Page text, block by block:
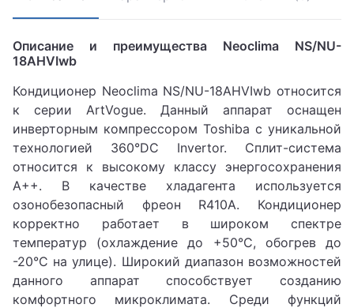
Описание и преимущества Neoclima NS/NU-
18AHVIwb
Кондиционер Neoclima NS/NU-18AHVIwb относится
к серии ArtVogue. Данный аппарат оснащен
инверторным компрессором Toshiba с уникальной
технологией 360°DC Invertor. Сплит-система
относится к высокому классу энергосохранения
А++. В качестве хладагента используется
озонобезопасный фреон R410А. Кондиционер
корректно работает в широком спектре
температур (охлаждение до +50°С, обогрев до
-20°С на улице). Широкий диапазон возможностей
данного аппарат способствует созданию
комфортного микроклимата. Среди функций